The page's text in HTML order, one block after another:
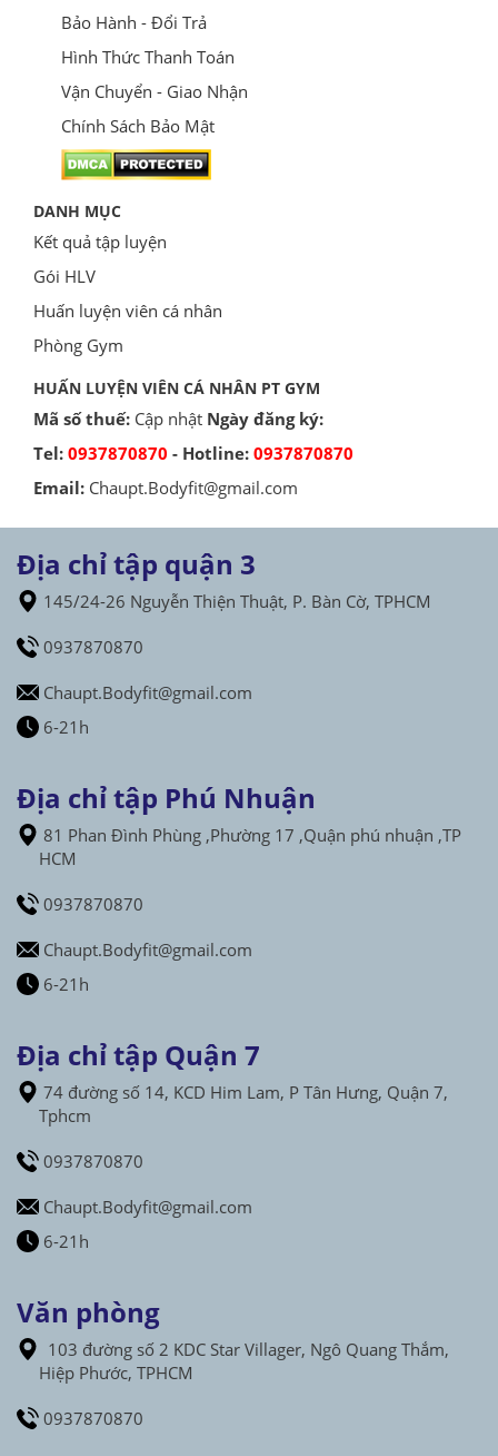
Bảo Hành - Đổi Trả
Hình Thức Thanh Toán
Vận Chuyển - Giao Nhận
Chính Sách Bảo Mật
DANH MỤC
Kết quả tập luyện
Gói HLV
Huấn luyện viên cá nhân
Phòng Gym
HUẤN LUYỆN VIÊN CÁ NHÂN PT GYM
Mã số thuế: Cập nhật Ngày đăng ký:
Tel: 0937870870 - Hotline: 0937870870
Email: Chaupt.Bodyfit@gmail.com
Địa chỉ tập quận 3
145/24-26 Nguyễn Thiện Thuật, P. Bàn Cờ, TPHCM
0937870870
Chaupt.Bodyfit@gmail.com
6-21h
Địa chỉ tập Phú Nhuận
81 Phan Đình Phùng ,Phường 17 ,Quận phú nhuận ,TP
HCM
0937870870
Chaupt.Bodyfit@gmail.com
6-21h
Địa chỉ tập Quận 7
74 đường số 14, KCD Him Lam, P Tân Hưng, Quận 7,
Tphcm
0937870870
Chaupt.Bodyfit@gmail.com
6-21h
Văn phòng
103 đường số 2 KDC Star Villager, Ngô Quang Thắm,
Hiệp Phước, TPHCM
0937870870